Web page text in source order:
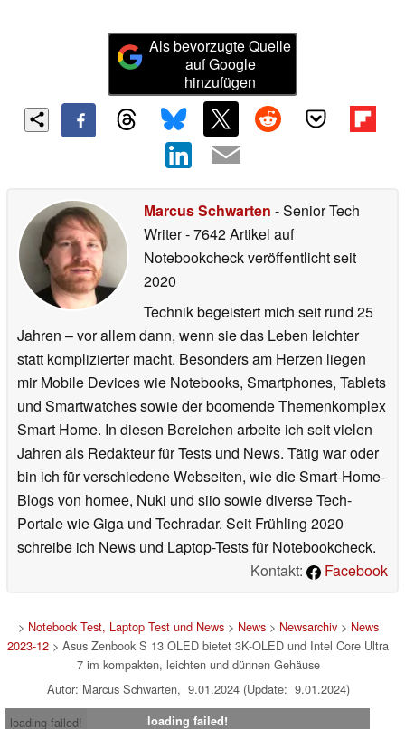
Als bevorzugte Quelle
auf Google
hinzufügen
Marcus Schwarten - Senior Tech
Writer- 7642 Artikel auf
Notebookcheck veröffentlichtseit
2020
Technik begeistert mich seit rund 25
Jahren – vor allem dann, wenn sie das Leben leichter
statt komplizierter macht. Besonders am Herzen liegen
mir Mobile Devices wie Notebooks, Smartphones, Tablets
und Smartwatches sowie der boomende Themenkomplex
Smart Home. In diesen Bereichen arbeite ich seit vielen
Jahren als Redakteur für Tests und News. Tätig war oder
bin ich für verschiedene Webseiten, wie die Smart-Home-
Blogs von homee, Nuki und siio sowie diverse Tech-
Portale wie Giga und Techradar. Seit Frühling 2020
schreibe ich News und Laptop-Tests für Notebookcheck.
Kontakt:
Facebook
> Notebook Test, Laptop Test und News> News> Newsarchiv> News
2023-12 > Asus Zenbook S 13 OLED bietet 3K-OLED und Intel Core Ultra
7 im kompakten, leichten und dünnen Gehäuse
Autor: Marcus Schwarten, 9.01.2024 (Update: 9.01.2024)
loading failed!
loading failed!